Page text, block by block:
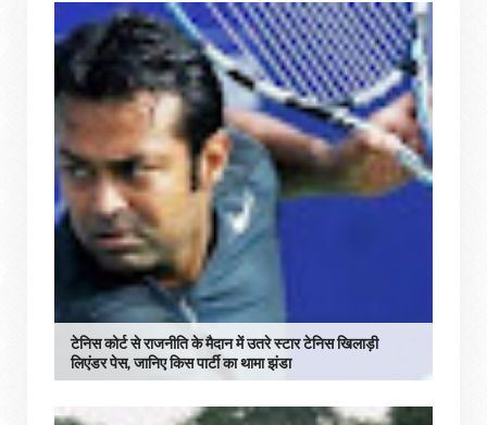
टेनिस कोर्ट से राजनीति के मैदान में उतरे स्टार टेनिस खिलाड़ी
लिएंडर पेस, जानिए किस पार्टी का थामा झंडा